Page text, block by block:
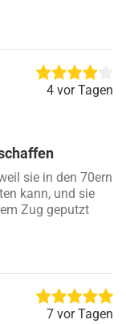
4 vor Tagen
sie in den 70ern
kann, und sie
Zug geputzt
7 vor Tagen